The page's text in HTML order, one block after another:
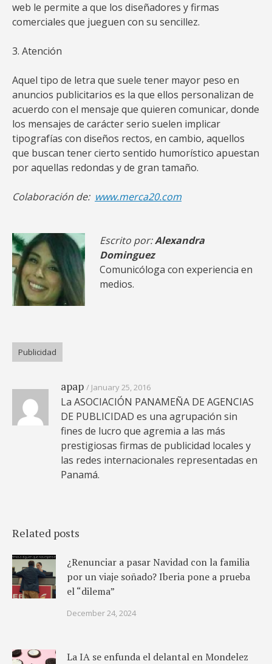
web le permite a que los diseñadores y firmas
comerciales que jueguen con su sencillez.
3. Atención
Aquel tipo de letra que suele tener mayor peso en
anuncios publicitarios es la que ellos personalizan de
acuerdo con el mensaje que quieren comunicar, donde
los mensajes de carácter serio suelen implicar
tipografías con diseños rectos, en cambio, aquellos
que buscan tener cierto sentido humorístico apuestan
por aquellas redondas y de gran tamaño.
Colaboración de: www.merca20.com
Escrito por:Alexandra
Dominguez
Comunicóloga con experiencia en
medios.
Publicidad
apap January 25, 2016
La ASOCIACIÓN PANAMEÑA DE AGENCIAS
DE PUBLICIDAD es una agrupación sin
fines de lucro que agremia a las más
prestigiosas firmas de publicidad locales y
las redes internacionales representadas en
Panamá.
Related posts
¿Renunciar a pasar Navidad con la familia
por un viaje soñado? Iberia pone a prueba
el “dilema”
December 24, 2024
La IA se enfunda el delantal en Mondelez